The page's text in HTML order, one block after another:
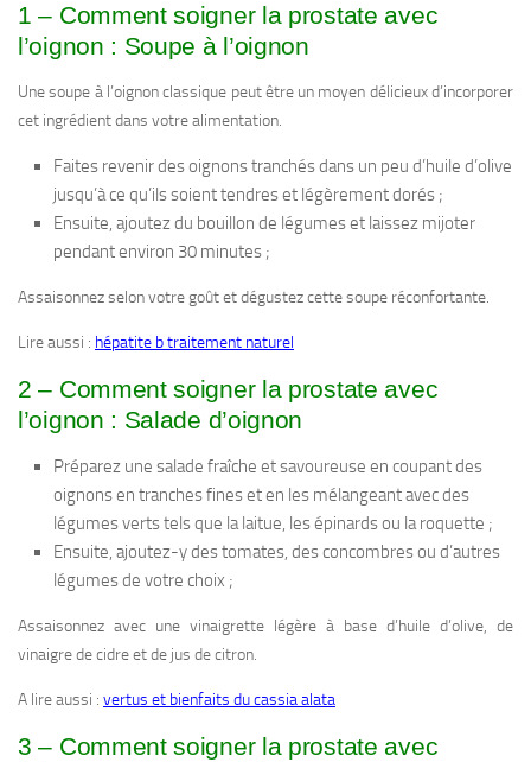
1 – Comment soigner la prostate avec
l’oignon : Soupe à l’oignon
Une soupe à l’oignon classique peut être un moyen délicieux d’incorporer
cet ingrédient dans votre alimentation.
Faites revenir des oignons tranchés dans un peu d’huile d’olive
jusqu’à ce qu’ils soient tendres et légèrement dorés ;
Ensuite, ajoutez du bouillon de légumes et laissez mijoter
pendant environ 30 minutes ;
Assaisonnez selon votre goût et dégustez cette soupe réconfortante.
Lire aussi : hépatite b traitement naturel
2 – Comment soigner la prostate avec
l’oignon : Salade d’oignon
Préparez une salade fraîche et savoureuse en coupant des
oignons en tranches fines et en les mélangeant avec des
légumes verts tels que la laitue, les épinards ou la roquette ;
Ensuite, ajoutez-y des tomates, des concombres ou d’autres
légumes de votre choix ;
Assaisonnez avec une vinaigrette légère à base d’huile d’olive, de
vinaigre de cidre et de jus de citron.
A lire aussi : vertus et bienfaits du cassia alata
3 – Comment soigner la prostate avec